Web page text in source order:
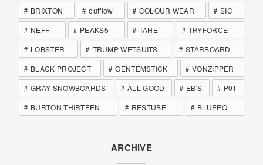
BRIXTON
outflow COLOUR WEAR
SIC
NEFF
PEAKS5 TAHE
TRYFORCE
LOBSTER
TRUMP WETSUITS
STARBOARD
BLACK PROJECT
GENTEMSTICK
VONZIPPER
GRAY SNOWBOARDS
ALL GOOD EB'S
P01
BURTON THIRTEEN
RESTUBE BLUEEQ
ARCHIVE